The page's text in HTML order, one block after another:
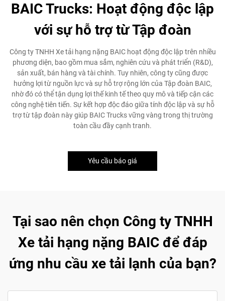
BAIC Trucks: Hoạt động độc lập
với sự hỗ trợ từ Tập đoàn
Công ty TNHH Xe tải hạng nặng BAIC hoạt động độc lập trên nhiều
phương diện, bao gồm mua sắm, nghiên cứu và phát triển (R&D),
sản xuất, bán hàng và tài chính. Tuy nhiên, công ty cũng được
hưởng lợi từ nguồn lực và sự hỗ trợ rộng lớn của Tập đoàn BAIC,
nhờ đó có thể tận dụng lợi thế kinh tế theo quy mô và tiếp cận các
công nghệ tiên tiến. Sự kết hợp độc đáo giữa tính độc lập và sự hỗ
trợ từ tập đoàn này giúp BAIC Trucks vững vàng trong thị trường
toàn cầu đầy cạnh tranh.
Yêu cầu báo giá
Tại sao nên chọn Công ty TNHH
Xe tải hạng nặng BAIC để đáp
ứng nhu cầu xe tải lạnh của bạn?